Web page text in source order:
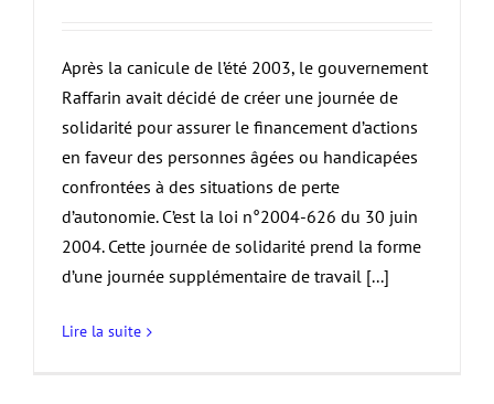
Après la canicule de l’été 2003, le gouvernement
Raffarin avait décidé de créer une journée de
solidarité pour assurer le financement d’actions
en faveur des personnes âgées ou handicapées
confrontées à des situations de perte
d’autonomie. C’est la loi n°2004-626 du 30 juin
2004. Cette journée de solidarité prend la forme
d’une journée supplémentaire de travail [...]
Lire la suite